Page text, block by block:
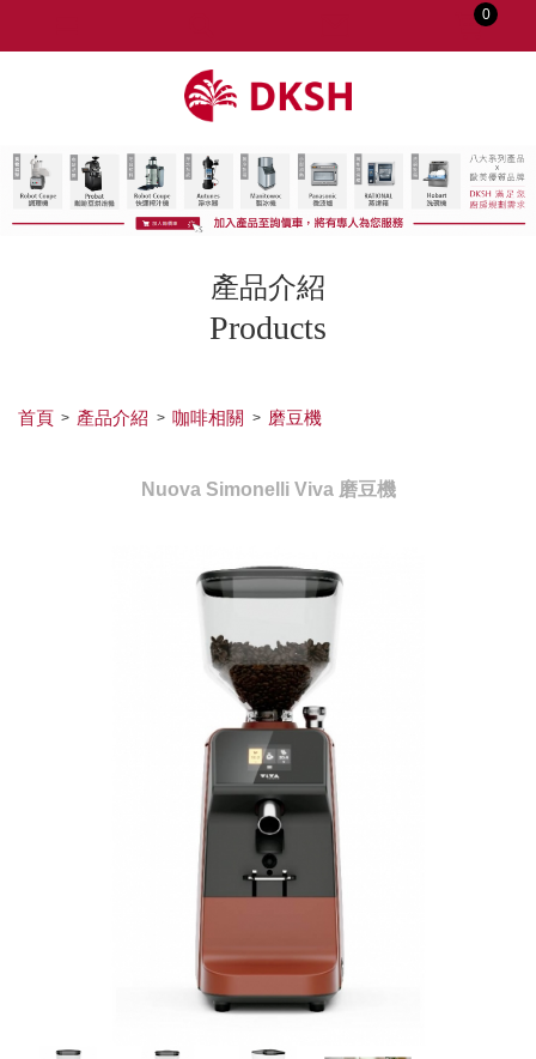
產品介紹
Products
首頁 產品介紹 咖啡相關 磨豆機
Nuova Simonelli Viva 磨豆機
0
忘記密碼
變更密碼
匯款通知